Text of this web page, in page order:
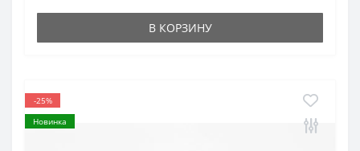
В КОРЗИНУ
-25%
Новинка